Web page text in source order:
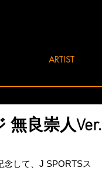
ARTIST
無良崇人Ver.
念して、J SPORTSス